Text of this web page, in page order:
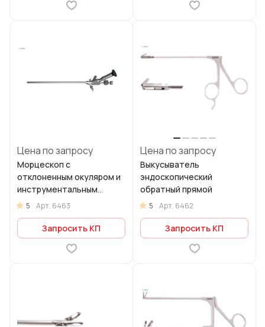
Цена по запросу
Морцескоп с
отклоненным окуляром и
инструментальным
каналом
5 Арт. 6463
Запросить КП
Цена по запросу
Выкусыватель
эндоскопический
обратный прямой
5 Арт. 6462
Запросить КП